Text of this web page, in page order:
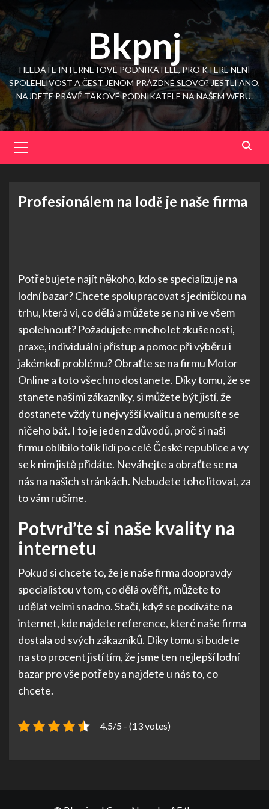
to
content
Bkpnj
HLEDÁTE INTERNETOVÉ PODNIKATELE, PRO KTERÉ NENÍ
SPOLEHLIVOST A ČEST JENOM PRÁZDNÉ SLOVO? JESTLI ANO,
NAJDETE PRÁVĚ TAKOVÉ PODNIKATELE NA NAŠEM WEBU.
Menu
Profesionálem na lodě je naše firma
Potřebujete najít někoho, kdo se specializuje na
lodní bazar? Chcete spolupracovat s jedničkou na
trhu, která ví, co dělá a můžete se na ni ve všem
spolehnout? Požadujete mnoho let zkušeností,
praxe, individuální přístup a pomoc při výběru i
jakémkoli problému? Obraťte se na firmu Motor
Online a toto všechno dostanete. Díky tomu, že se
stanete našimi zákazníky, si můžete být jistí, že
dostanete vždy tu nejvyšší kvalitu a nemusíte se
ničeho bát. I to je jeden z důvodů, proč si naši
firmu oblíbilo tolik lidí po celé České republice a vy
se k nim jistě přidáte. Neváhejte a obraťte se na
nás na našich stránkách. Nebudete toho litovat, za
to vám ručíme.
Potvrďte si naše kvality na
internetu
Pokud si chcete to, že je naše firma doopravdy
specialistou v tom, co dělá ověřit, můžete to
udělat velmi snadno. Stačí, když se podíváte na
internet, kde najdete reference, které naše firma
dostala od svých zákazníků. Díky tomu si budete
na sto procent jistí tím, že jsme ten nejlepší lodní
bazar pro vše potřeby a najdete u nás to, co
chcete.
4.5/5 - (13 votes)